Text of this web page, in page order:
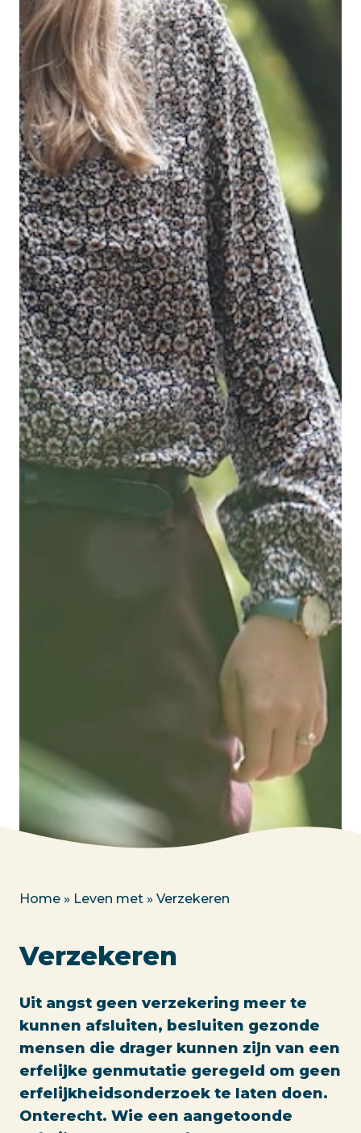
Home » Leven met » Verzekeren
Verzekeren
Uit angst geen verzekering meer te
kunnen afsluiten, besluiten gezonde
mensen die drager kunnen zijn van een
erfelijke genmutatie geregeld om geen
erfelijkheidsonderzoek te laten doen.
Onterecht. Wie een aangetoonde